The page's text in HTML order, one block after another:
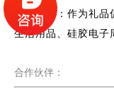
硅胶礼品：作为礼
生活用品、硅胶电子
合作伙伴：